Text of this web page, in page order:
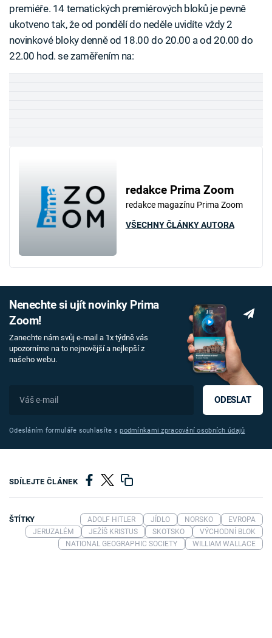
premiéře. 14 tematických premiérových bloků je pevně
ukotveno tak, že od pondělí do neděle uvidíte vždy 2
novinkové bloky denně od 18.00 do 20.00 a od 20.00 do
22.00 hod. se zaměřením na:
redakce Prima Zoom
redakce magazínu Prima Zoom
VŠECHNY ČLÁNKY AUTORA
Nenechte si ujít novinky Prima
Zoom!
Zanechte nám svůj e-mail a 1x týdně vás
upozorníme na to nejnovější a nejlepší z
našeho webu.
ODESLAT
Odesláním formuláře souhlasíte spodmínkami zpracování osobních údajů
SDÍLEJTE ČLÁNEK
ŠTÍTKY ADOLF HITLER JÍDLO NORSKO
EVROPA
JERUZALÉM
JEŽÍŠ KRISTUS SKOTSKO
VÝCHODNÍ BLOK
NATIONAL GEOGRAPHIC SOCIETY
WILLIAM WALLACE